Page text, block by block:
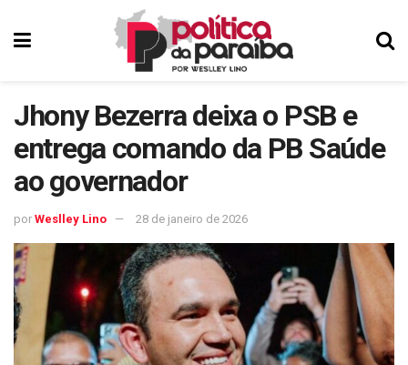
Jhony Bezerra deixa o PSB e
entrega comando da PB Saúde
ao governador
por Weslley Lino 28 de janeiro de 2026